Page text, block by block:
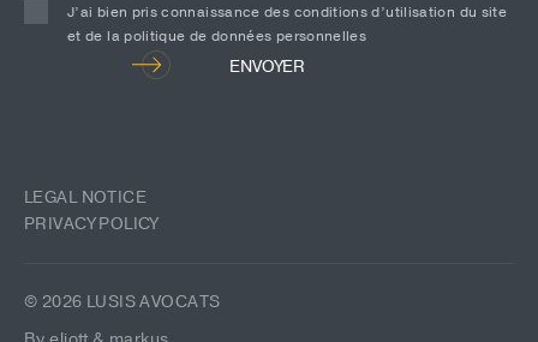
J’ai bien pris connaissance des conditions d’utilisation du site
et de la politique de données personnelles
ENVOYER
© 2026 LUSIS AVOCATS
LEGAL NOTICE
PRIVACY POLICY